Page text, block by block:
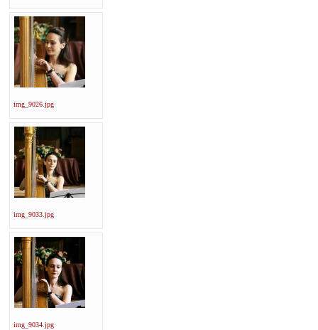
img_9026.jpg
img_9033.jpg
img_9034.jpg